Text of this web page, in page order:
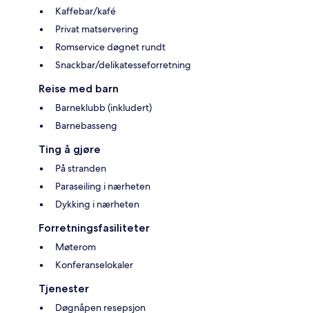
Kaffebar/kafé
Privat matservering
Romservice døgnet rundt
Snackbar/delikatesseforretning
Reise med barn
Barneklubb (inkludert)
Barnebasseng
Ting å gjøre
På stranden
Paraseiling i nærheten
Dykking i nærheten
Forretningsfasiliteter
Møterom
Konferanselokaler
Tjenester
Døgnåpen resepsjon